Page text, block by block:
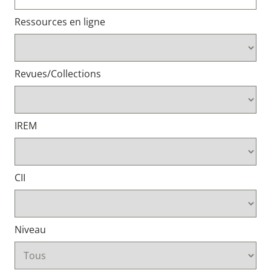
Ressources en ligne
Revues/Collections
IREM
CII
Niveau